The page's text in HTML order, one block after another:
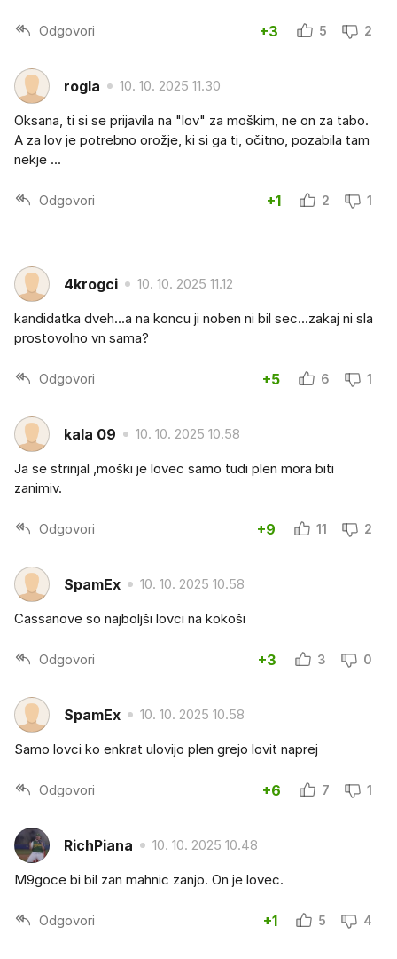
Odgovori +3 5 2
rogla 10. 10. 2025 11.30
Oksana, ti si se prijavila na "lov" za moškim, ne on za tabo.
A za lov je potrebno orožje, ki si ga ti, očitno, pozabila tam
nekje ...
Odgovori +1 2 1
4krogci 10. 10. 2025 11.12
kandidatka dveh...a na koncu ji noben ni bil sec...zakaj ni sla
prostovolno vn sama?
Odgovori +5 6 1
kala 09 10. 10. 2025 10.58
Ja se strinjal ,moški je lovec samo tudi plen mora biti
zanimiv.
Odgovori +9 11 2
SpamEx 10. 10. 2025 10.58
Cassanove so najboljši lovci na kokoši
Odgovori +3 3 0
SpamEx 10. 10. 2025 10.58
Samo lovci ko enkrat ulovijo plen grejo lovit naprej
Odgovori +6 7 1
RichPiana 10. 10. 2025 10.48
M9goce bi bil zan mahnic zanjo. On je lovec.
Odgovori +1 5 4